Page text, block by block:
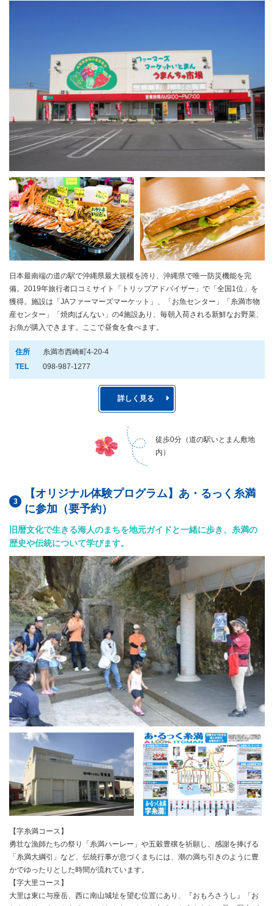
日本最南端の道の駅で沖縄県最大規模を誇り、沖縄県で唯一防災機能を完
備。2019年旅行者口コミサイト「トリップアドバイザー」で「全国1位」を
獲得。施設は「JAファーマーズマーケット」、「お魚センター」「糸満市物
産センター」「焼肉ばんない」の4施設あり、毎朝入荷される新鮮なお野菜、
お魚が購入できます。ここで昼食を食べます。
住所
糸満市西崎町4-20-4
TEL
098-987-1277
詳しく見る
徒歩0分（道の駅いとまん敷地
内）
【オリジナル体験プログラム】あ・るっく糸満
に参加（要予約）
旧暦文化で生きる海人のまちを地元ガイドと一緒に歩き、糸満の
歴史や伝統について学びます。
【字糸満コース】
勇壮な漁師たちの祭り「糸満ハーレー」や五穀豊穣を祈願し、感謝を捧げる
「糸満大綱引」など、伝統行事が息づくまちには、潮の満ち引きのように豊
かでゆったりとした時間が流れています。
【字大里コース】
大里は東に与座岳、西に南山城址を望む位置にあり、『おもろさうし』「お